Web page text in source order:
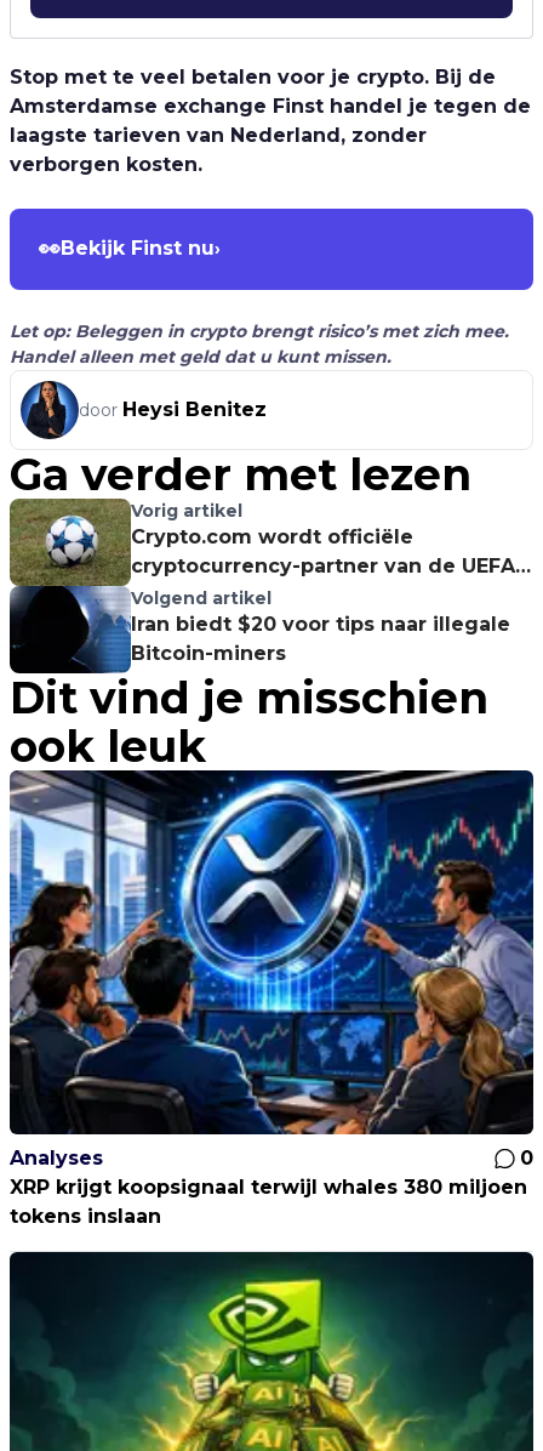
Stop met te veel betalen voor je crypto. Bij de
Amsterdamse exchange Finst handel je tegen de
laagste tarieven van Nederland, zonder
verborgen kosten.
👀Bekijk Finst nu›
Let op: Beleggen in crypto brengt risico’s met zich mee.
Handel alleen met geld dat u kunt missen.
door Heysi Benitez
Ga verder met lezen
Vorig artikel
Crypto.com wordt officiële
cryptocurrency-partner van de UEFA
Champions League
Volgend artikel
Iran biedt $20 voor tips naar illegale
Bitcoin-miners
Dit vind je misschien
ook leuk
Analyses
0
XRP krijgt koopsignaal terwijl whales 380 miljoen
tokens inslaan